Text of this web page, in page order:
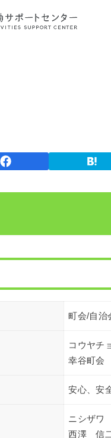
町会/自治
コウヤチ
幸谷町会
安心、安
ニシザワ
西澤 信